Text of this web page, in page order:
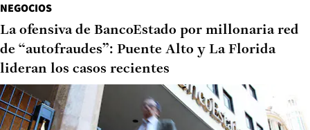
NEGOCIOS
La ofensiva de BancoEstado por millonaria red
de “autofraudes”: Puente Alto y La Florida
lideran los casos recientes